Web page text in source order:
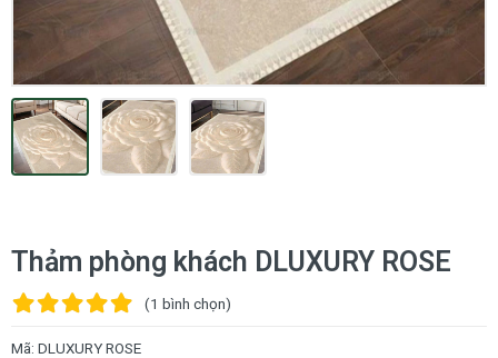
Thảm phòng khách DLUXURY ROSE
(1 bình chọn)
Mã: DLUXURY ROSE